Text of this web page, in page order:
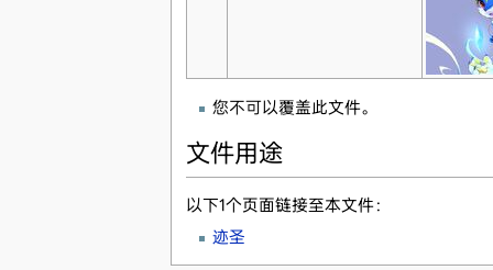
您不可以覆盖此文件。
文件用途
以下1个页面链接至本文件：
迹圣